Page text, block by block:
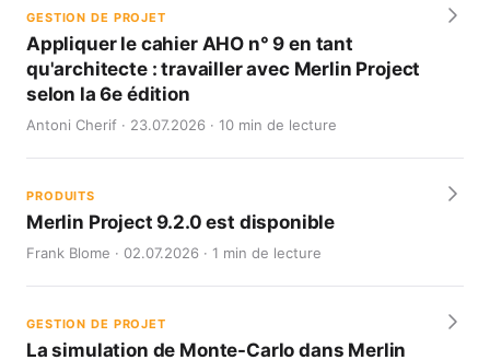
GESTION DE PROJET
Appliquer le cahier AHO n° 9 en tant
qu'architecte : travailler avec Merlin Project
selon la 6e édition
Antoni Cherif · 23.07.2026 · 10 min de lecture
PRODUITS
Merlin Project 9.2.0 est disponible
Frank Blome · 02.07.2026 · 1 min de lecture
GESTION DE PROJET
La simulation de Monte-Carlo dans Merlin